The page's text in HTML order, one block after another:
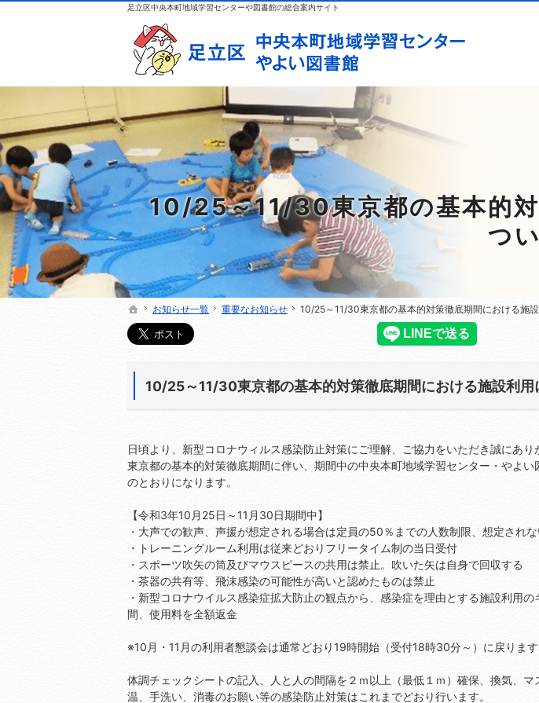
10/25～11/30東京都の基本的
つ
足立区中央本町地域学習センターや図書館の総合案内サイト
ホーム
お知らせ一覧 重要なお知らせ 10/25～11/30東京都の基本的対策徹底期間における施
10/25～11/30東京都の基本的対策徹底期間における施設利用
日頃より、新型コロナウィルス感染防止対策にご理解、ご協力をいただき誠にあり
東京都の基本的対策徹底期間に伴い、期間中の中央本町地域学習センター・やよ
のとおりになります。
【令和3年10月25日～11月30日期間中】
・大声での歓声、声援が想定される場合は定員の50％までの人数制限、想定され
・トレーニングルーム利用は従来どおりフリータイム制の当日受付
・スポーツ吹矢の筒及びマウスピースの共用は禁止。吹いた矢は自身で回収する
・茶器の共有等、飛沫感染の可能性が高いと認めたものは禁止
・新型コロナウイルス感染症拡大防止の観点から、感染症を理由とする施設利用
間、使用料を全額返金
※10月・11月の利用者懇談会は通常どおり19時開始（受付18時30分～）に戻ります
体調チェックシートの記入、人と人の間隔を２ｍ以上（最低１ｍ）確保、換気、
温、手洗い、消毒のお願い等の感染防止対策はこれまでどおり行います。
ホーム
お知らせ一覧 重要なお知らせ 10/25～11/30東京都の基本的対策徹底期間における施